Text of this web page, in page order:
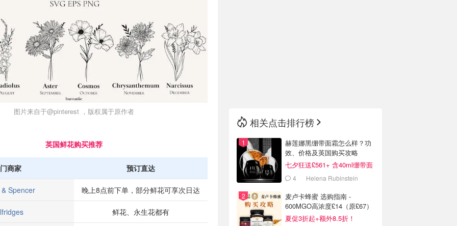
图片来自于@pinterest ，版权属于原作者
英国鲜花购买推荐
商家 预订直达
Spencer 晚上8点前下单，部分鲜花可享次日达
鲜花、永生花都有
相关点击排行榜
赫莲娜黑绷带面霜怎么样？功
效、价格及英国购买攻略
七夕狂送£561+ 含40ml绷带面
霜 4 Helena Rubinstein
麦卢卡蜂蜜 选购指南 -
600MGO高浓度£14（原£67）
夏促3折起+额外8.5折！